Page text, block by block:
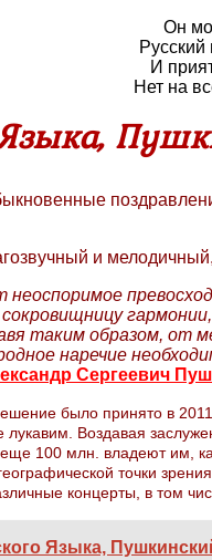
Он
И
Нет на
и
таким образом,
наречие
Сергеевич
было принято в
Воздавая
100 млн. владеют им,
точки
концерты, в том
Языка,